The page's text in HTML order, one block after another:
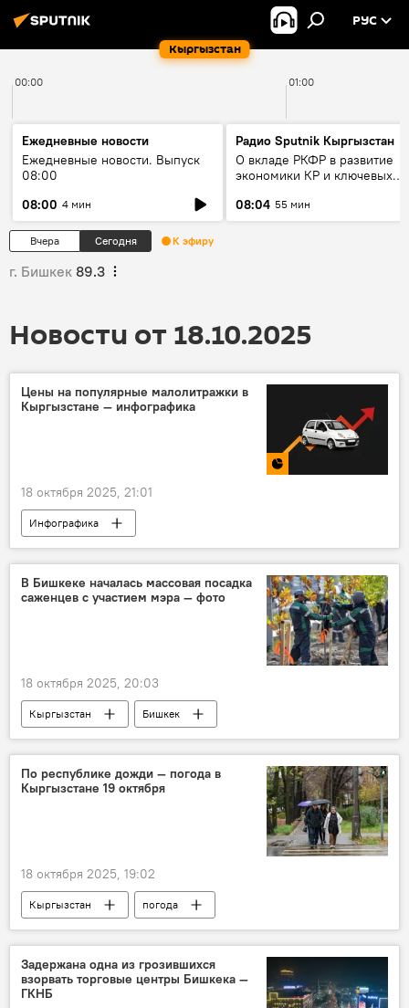
Кыргызстан
РУС
00:00 01:00
Ежедневные новости
Ежедневные новости. Выпуск
08:00
08:00 4 мин
Радио Sputnik Кыргызстан
О вкладе РКФР в развитие
экономики КР и ключевых
08:04 55 мин
Вчера Сегодня К эфиру
г. Бишкек 89.3
Новости от 18.10.2025
Цены на популярные малолитражки в
Кыргызстане — инфографика
18 октября 2025, 21:01
Инфографика
Цены на автомобили в Кыргызстане
машины
цены Кыргызстан
В Бишкеке началась массовая посадка
саженцев с участием мэра — фото
18 октября 2025, 20:03
Кыргызстан
Бишкек
Айбек Джунушалиев
мэрия
саженцы
деревья
высадка
фото
По республике дожди — погода в
Кыргызстане 19 октября
18 октября 2025, 19:02
Кыргызстан
погода
Кыргызгидромет
прогноз
дождь
осадки
похолодание
Задержана одна из грозившихся
взорвать торговые центры Бишкека —
ГКНБ